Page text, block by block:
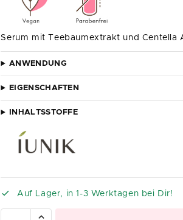
Serum mit Teebaumextrakt und Centella
ANWENDUNG
EIGENSCHAFTEN
INHALTSSTOFFE
Auf Lager, in 1-3 Werktagen bei Dir!